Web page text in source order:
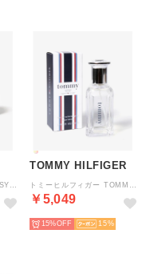
TOMMY HILFIGER
￥5,049
15% 15